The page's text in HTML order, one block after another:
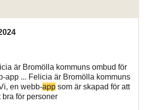
är Bromölla kommuns ombud för
app ... Felicia är Bromölla kommuns
en webb-app som är skapad för att
för personer